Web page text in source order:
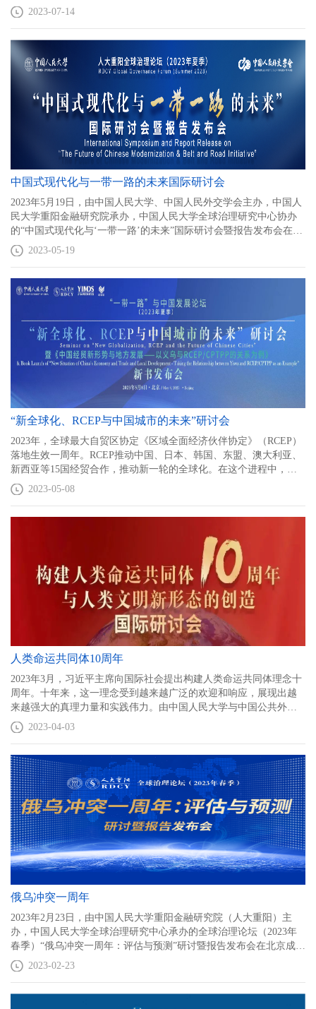
（Irene Pivetti）出席“碳中和2060与绿色金融论坛（2023年夏季）”，
并发表了题为“一带一路、绿色发展与中欧合作”的演讲。来自中国人
2023-07-14
中国式现代化与一带一路的未来国际研讨会
2023年5月19日，由中国人民大学、中国人民外交学会主办，中国人
民大学重阳金融研究院承办，中国人民大学全球治理研究中心协办
的“中国式现代化与‘一带一路’的未来”国际研讨会暨报告发布会在北
京成功举行。中国人民大学党委书记张东刚，中国人民外交学会副
会长张吉明出席并致辞，罗马尼亚前总理阿德里安·讷斯塔塞
康涛主持。来自中国、英国、罗马尼亚、印度的十余名专家参与研
讨。会上发布《过于离谱——“中国崛起顶峰论”批判》报告.
2023-05-19
“新全球化、RCEP与中国城市的未来”研讨会
2023年，全球最大自贸区协定《区域全面经济伙伴协定》（RCEP）
落地生效一周年。RCEP推动中国、日本、韩国、东盟、澳大利亚、
新西亚等15国经贸合作，推动新一轮的全球化。在这个进程中，
像“世界小商品城之都”义乌这样的城市的作用进一步凸显。为此，中
国人民大学重阳金融研究院联合义乌小商品城集团展开为期一年的
编），借2023年“一带一路”倡议十周年、义乌小商品城集团创立30周
年之际由人民出版社正式出版。现结合后疫情时代的新一轮全球化
趋势，邀请知名专家共谈局势，并发布新书。
2023-05-08
人类命运共同体10周年
2023年3月，习近平主席向国际社会提出构建人类命运共同体理念十
周年。十年来，这一理念受到越来越广泛的欢迎和响应，展现出越
来越强大的真理力量和实践伟力。由中国人民大学与中国公共外交
协会主办，中国人民大学重阳金融研究院（人大重阳）与中国人民
大学中国式现代化与文明新形态研究院、中国人民大学习近平新时
年与人类文明新形态的创造”国际研讨会，邀请中外权威专家共同探
讨在新时代新征程携手共同推动人类命运共同体的构建。
2023-04-03
俄乌冲突一周年
2023年2月23日，由中国人民大学重阳金融研究院（人大重阳）主
办，中国人民大学全球治理研究中心承办的全球治理论坛（2023年
春季）“俄乌冲突一周年：评估与预测”研讨暨报告发布会在北京成功
举行。会上发布《掺水的援助：西方军事援助乌克兰的内幕与剖
析》报告，多名专家参与研讨发言。
2023-02-23